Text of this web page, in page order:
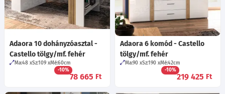
Adaora 10 dohányzóasztal -
Castello tölgy/mf. fehér
Ma:48 Sz:109 Mé:60cm
-10%
78 665 Ft
Adaora 6 komód - Castello
tölgy/mf. fehér
Ma:90 Sz:190 Mé:42cm
-10%
219 425 Ft